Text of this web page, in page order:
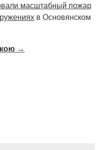
масштабный пожар
в Основянском
→